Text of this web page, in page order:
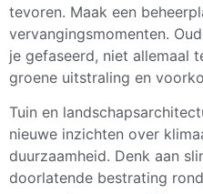
tevoren. Maak een
vervangingsmomenten.
je gefaseerd, niet allemaal
groene uitstraling en
Tuin en
nieuwe inzichten over
duurzaamheid. Denk aan
doorlatende bestrating